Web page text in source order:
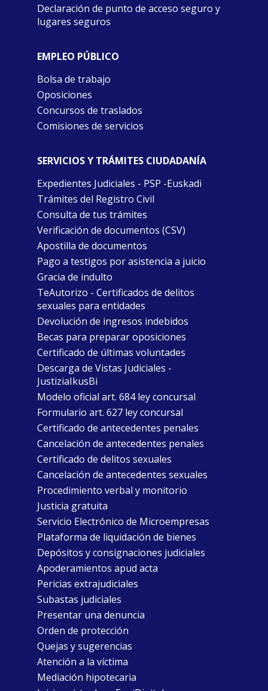
Declaración de punto de acceso seguro y
lugares seguros
EMPLEO PÚBLICO
Bolsa de trabajo
Oposiciones
Concursos de traslados
Comisiones de servicios
SERVICIOS Y TRÁMITES CIUDADANÍA
Expedientes Judiciales - PSP -Euskadi
Trámites del Registro Civil
Consulta de tus trámites
Verificación de documentos (CSV)
Apostilla de documentos
Pago a testigos por asistencia a juicio
Gracia de indulto
TeAutorizo - Certificados de delitos
sexuales para entidades
Devolución de ingresos indebidos
Becas para preparar oposiciones
Certificado de últimas voluntades
Descarga de Vistas Judiciales -
JustiziaIkusBi
Modelo oficial art. 684 ley concursal
Formulario art. 627 ley concursal
Certificado de antecedentes penales
Cancelación de antecedentes penales
Certificado de delitos sexuales
Cancelación de antecedentes sexuales
Procedimiento verbal y monitorio
Justicia gratuita
Servicio Electrónico de Microempresas
Plataforma de liquidación de bienes
Depósitos y consignaciones judiciales
Apoderamientos apud acta
Pericias extrajudiciales
Subastas judiciales
Presentar una denuncia
Orden de protección
Quejas y sugerencias
Atención a la víctima
Mediación hipotecaria